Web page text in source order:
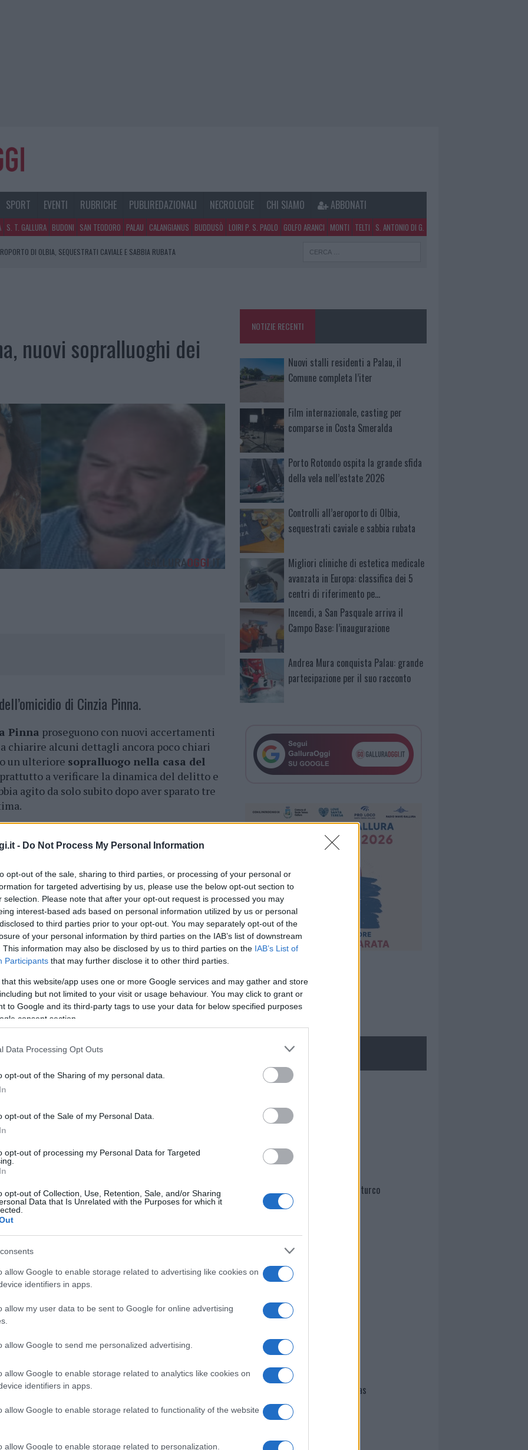
- Do Not Process My Personal Information
opt-out of the sale, sharing to third parties, or processing of your personal or
for targeted advertising by us, please use the below opt-out section to
selection. Please note that after your opt-out request is processed you may
interest-based ads based on personal information utilized by us or personal
to third parties prior to your opt-out. You may separately opt-out of the
of your personal information by third parties on the IAB’s list of downstream
This information may also be disclosed by us to third parties on the IAB’s List of
Participants that may further disclose it to other third parties.
that this website/app uses one or more Google services and may gather and store
but not limited to your visit or usage behaviour. You may click to grant or
to Google and its third-party tags to use your data for below specified purposes
consent section.
Data Processing Opt Outs
opt-out of the Sharing of my personal data.
opt-out of the Sale of my Personal Data.
opt-out of processing my Personal Data for Targeted
opt-out of Collection, Use, Retention, Sale, and/or Sharing
Data that Is Unrelated with the Purposes for which it
allow Google to enable storage related to advertising like cookies on
identifiers in apps.
allow my user data to be sent to Google for online advertising
allow Google to send me personalized advertising.
allow Google to enable storage related to analytics like cookies on
identifiers in apps.
allow Google to enable storage related to functionality of the website
allow Google to enable storage related to personalization.
SPORT EVENTI RUBRICHE PUBLIREDAZIONALI NECROLOGIE CHI SIAMO ABBONATI
S. T. GALLURA BUDONI SAN TEODORO PALAU CALANGIANUS BUDDUSÒ LOIRI P. S. PAOLO GOLFO ARANCI MONTI TELTI S. ANTONIO DI G.
DI OLBIA, SEQUESTRATI CAVIALE E SABBIA RUBATA
nuovi sopralluoghi dei
di Cinzia Pinna.
Pinna proseguono con nuovi accertamenti
chiarire alcuni dettagli ancora poco chiari
un ulteriore sopralluogo nella casa del
a verificare la dinamica del delitto e
agito da solo subito dopo aver sparato tre
della casa, apparentemente molto pesante,
possa essere stato trasportato da una sola
per le posizioni dei due indagati per
eRosa Maria Elvo. Non è escluso che a breve
con la presenza di Ragnedda.
per l’ultimo saluto a Cinzia
i pantaloni di Cinzia, che
durante il trascinamento del corpo, e il
sempre secondo la sua versione.
esaminandoi tabulati telefonici
legata all’imprenditore arzachenese,
la droga sia stata messa a disposizione di
nella sezione
Luca Franciosi
Notizie Palau
Rosa Maria Elvo
Prossimo articolo
NOTIZIE RECENTI
Nuovi stalli residenti a Palau, il
Comune completa l’iter
Film internazionale, casting per
comparse in Costa Smeralda
Porto Rotondo ospita la grande sfida
della vela nell’estate 2026
Controlli all’aeroporto di Olbia,
sequestrati caviale e sabbia rubata
Migliori cliniche di estetica medicale
avanzata in Europa: classifica dei 5
centri di riferimento pe…
Incendi, a San Pasquale arriva il
Campo Base: l’inaugurazione
Andrea Mura conquista Palau: grande
partecipazione per il suo racconto
NECROLOGIE
Martina Agostina Diturco
I nostri cari
I nostri cari
Giovannimaria Cabras